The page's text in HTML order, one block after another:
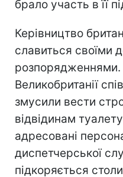
брало участь в її
Керівництво
славиться своїми
розпорядженнями.
Великобританії
змусили вести
відвідинам
адресовані
диспетчерської
підкоряється